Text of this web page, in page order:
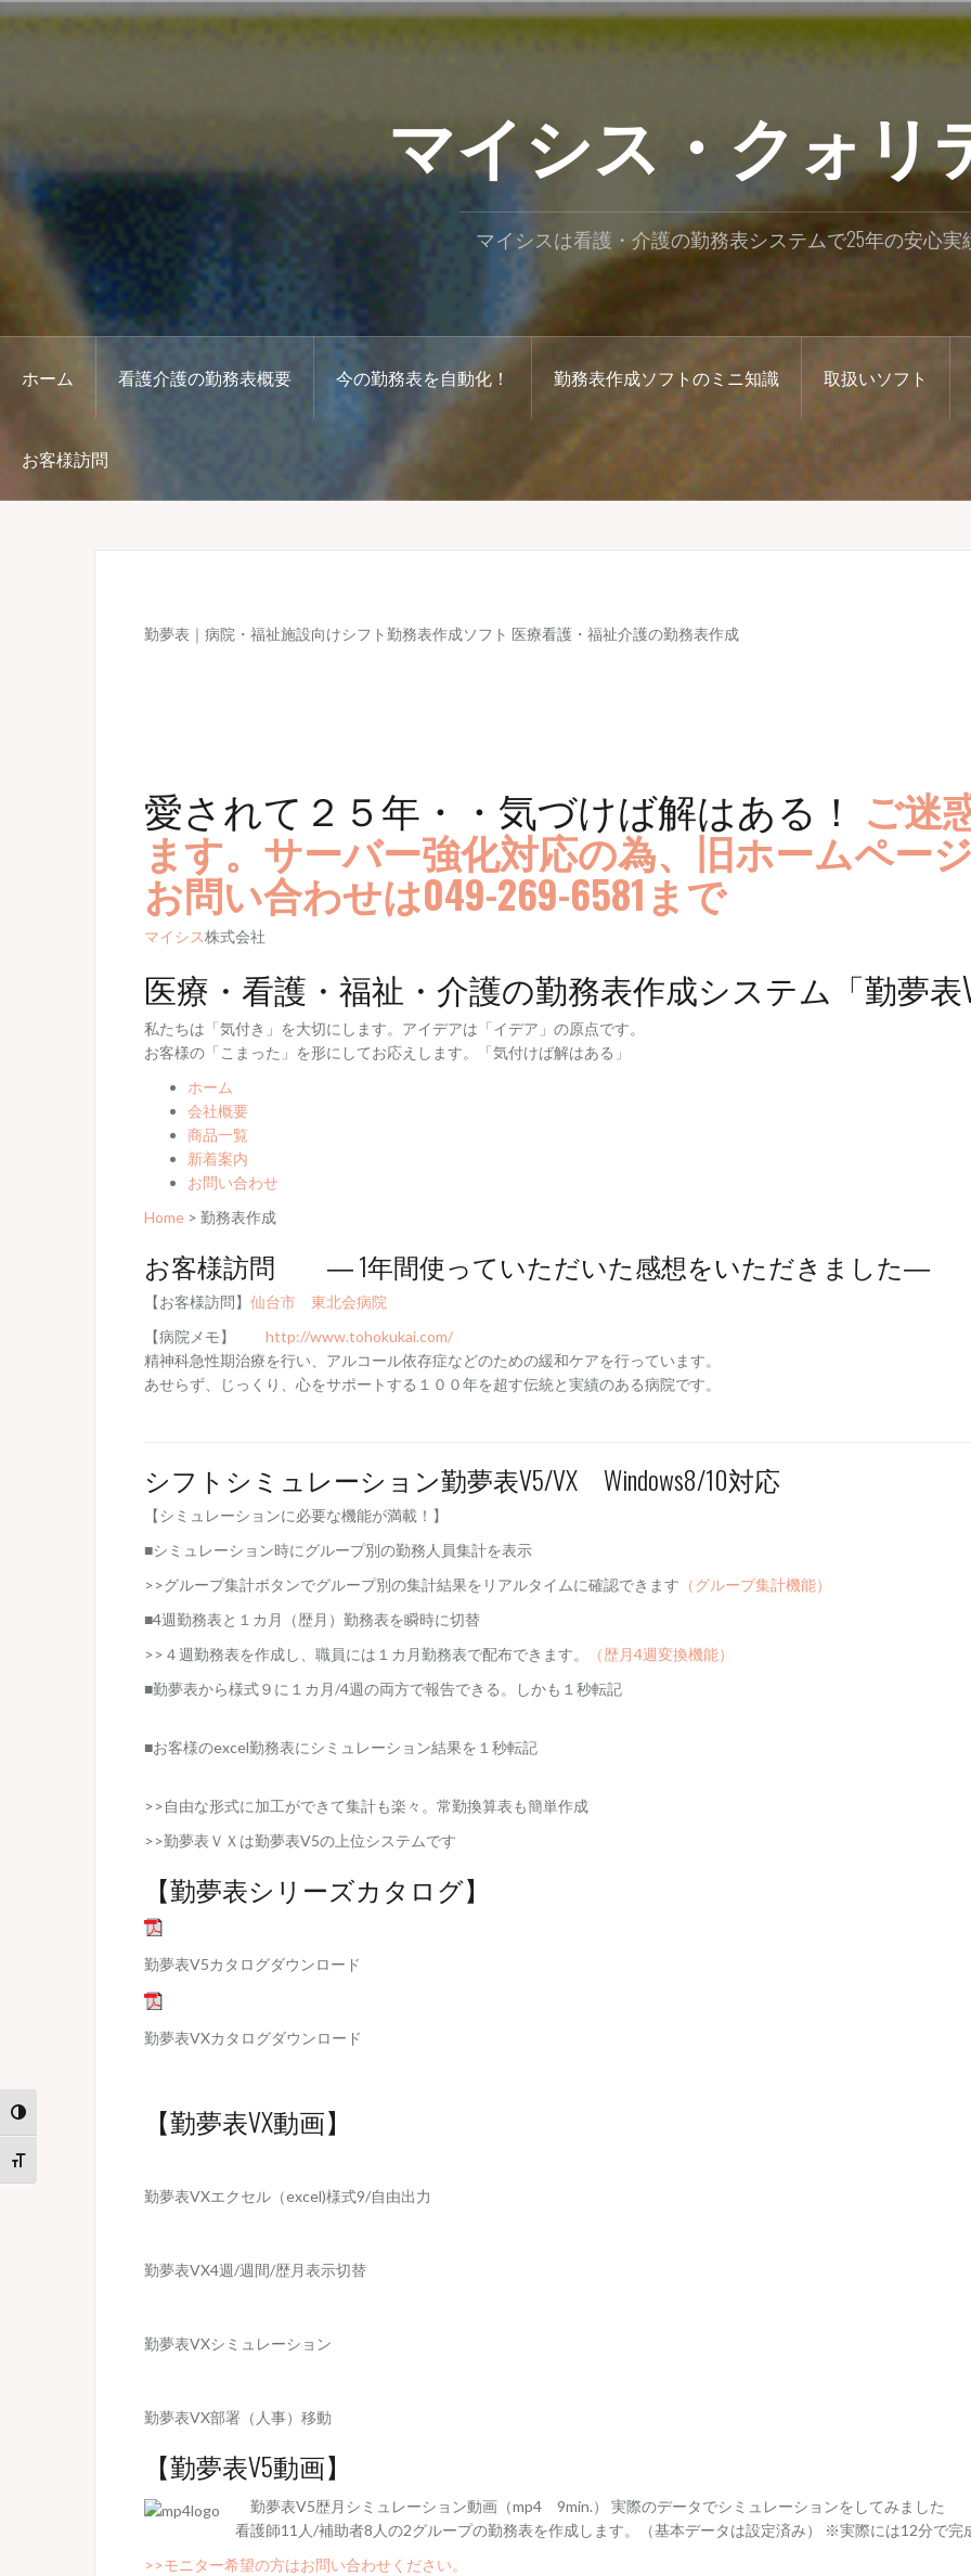
Toggle High Contrast
Toggle Font size
コ
マイシス・クォリ
マイシスは看護・介護の勤務表システムで25年の安心実
ホーム 看護介護の勤務表概要 今の勤務表を自動化！ 勤務表作成ソフトのミニ知識 取扱いソフト
お客様訪問
勤夢表｜病院・福祉施設向けシフト勤務表作成ソフト 医療看護・福祉介護の勤務表作成
愛されて２５年・・気づけば解はある！ ご迷
ます。サーバー強化対応の為、旧ホームペー
お問い合わせは049-269-6581まで
マイシス株式会社
医療・看護・福祉・介護の勤務表作成システム「勤夢表
私たちは「気付き」を大切にします。アイデアは「イデア」の原点です。
お客様の「こまった」を形にしてお応えします。「気付けば解はある」
ホーム
会社概要
商品一覧
新着案内
お問い合わせ
Home > 勤務表作成
お客様訪問 ― 1年間使っていただいた感想をいただきました―
【お客様訪問】 仙台市 東北会病院
【病院メモ】 http://www.tohokukai.com/
精神科急性期治療を行い、アルコール依存症などのための緩和ケアを行っています。
あせらず、じっくり、心をサポートする１００年を超す伝統と実績のある病院です。
シフトシミュレーション勤夢表V5/VX Windows8/10対応
【シミュレーションに必要な機能が満載！】
■シミュレーション時にグループ別の勤務人員集計を表示
>>グループ集計ボタンでグループ別の集計結果をリアルタイムに確認できます （グループ集計機能）
■4週勤務表と１カ月（歴月）勤務表を瞬時に切替
>>４週勤務表を作成し、職員には１カ月勤務表で配布できます。
（歴月4週変換機能）
■勤夢表から様式９に１カ月/4週の両方で報告できる。しかも１秒転記
■お客様のexcel勤務表にシミュレーション結果を１秒転記
>>自由な形式に加工ができて集計も楽々。常勤換算表も簡単作成
>>勤夢表ＶＸは勤夢表V5の上位システムです
【勤夢表シリーズカタログ】
勤夢表V5カタログダウンロード
勤夢表VXカタログダウンロード
【勤夢表VX動画】
勤夢表VXエクセル（excel)様式9/自由出力
勤夢表VX4週/週間/歴月表示切替
勤夢表VXシミュレーション
勤夢表VX部署（人事）移動
【勤夢表V5動画】
勤夢表V5歴月シミュレーション動画（mp4 9min.） 実際のデータでシミュレーションをしてみました
看護師11人/補助者8人の2グループの勤務表を作成します。（基本データは設定済み） ※実際には12分で完
>>モニター希望の方はお問い合わせください。